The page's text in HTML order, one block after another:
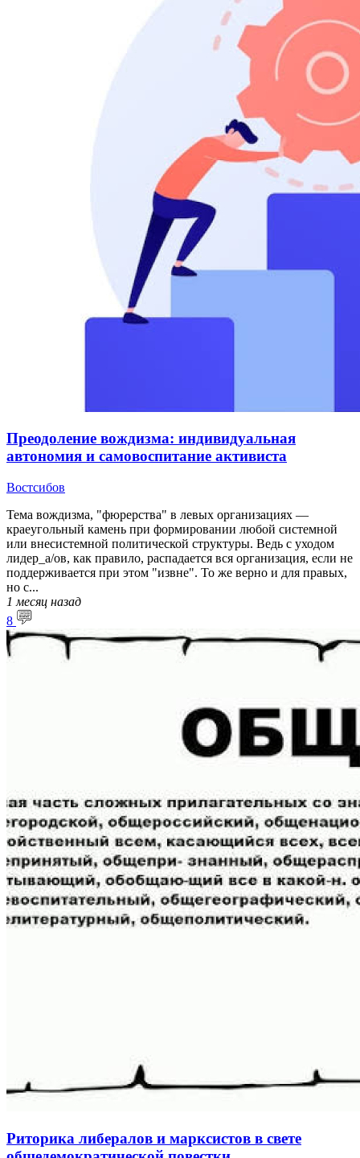
Преодоление вождизма: индивидуальная
автономия и самовоспитание активиста
Востсибов
Тема вождизма, "фюрерства" в левых организациях —
краеугольный камень при формировании любой системной
или внесистемной политической структуры. Ведь с уходом
лидер_а/ов, как правило, распадается вся организация, если не
поддерживается при этом "извне". То же верно и для правых,
но с...
1 месяц назад
8
Риторика либералов и марксистов в свете